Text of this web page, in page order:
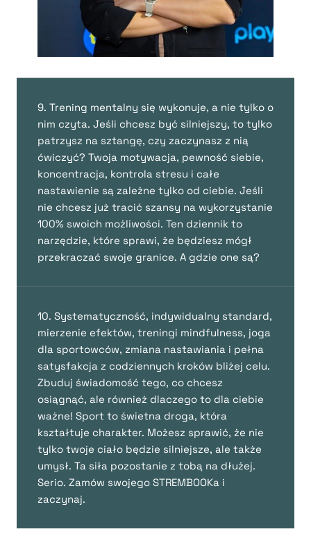
9. Trening mentalny się wykonuje, a nie tylko o
nim czyta. Jeśli chcesz być silniejszy, to tylko
patrzysz na sztangę, czy zaczynasz z nią
ćwiczyć? Twoja motywacja, pewność siebie,
koncentracja, kontrola stresu i całe
nastawienie są zależne tylko od ciebie. Jeśli
nie chcesz już tracić szansy na wykorzystanie
100% swoich możliwości. Ten dziennik to
narzędzie, które sprawi, że będziesz mógł
przekraczać swoje granice. A gdzie one są?
10. Systematyczność, indywidualny standard,
mierzenie efektów, treningi mindfulness, joga
dla sportowców, zmiana nastawiania i pełna
satysfakcja z codziennych kroków bliżej celu.
Zbuduj świadomość tego, co chcesz
osiągnąć, ale również dlaczego to dla ciebie
ważne! Sport to świetna droga, która
kształtuje charakter. Możesz sprawić, że nie
tylko twoje ciało będzie silniejsze, ale także
umysł. Ta siła pozostanie z tobą na dłużej.
Serio. Zamów swojego STREMBOOKa i
zaczynaj.